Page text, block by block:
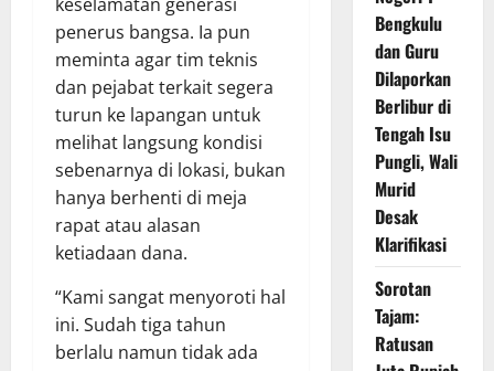
penerus bangsa. Ia pun
meminta agar tim teknis
dan pejabat terkait segera
turun ke lapangan untuk
melihat langsung kondisi
sebenarnya di lokasi, bukan
hanya berhenti di meja
rapat atau alasan
ketiadaan dana.
“Kami sangat menyoroti hal
ini. Sudah tiga tahun
berlalu namun tidak ada
Bengkulu
dan Guru
Dilaporkan
Berlibur di
Tengah Isu
Pungli, Wali
Murid
Desak
Klarifikasi
Sorotan
Tajam:
Ratusan